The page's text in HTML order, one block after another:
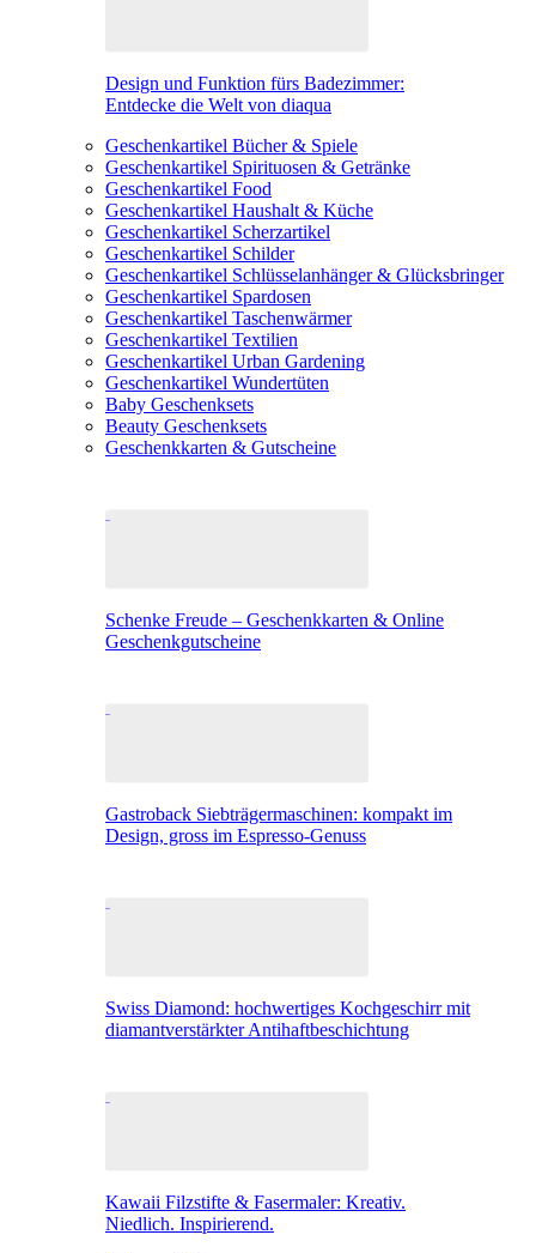
Design und Funktion fürs Badezimmer:
Entdecke die Welt von diaqua
Geschenkartikel Bücher & Spiele
Geschenkartikel Spirituosen & Getränke
Geschenkartikel Food
Geschenkartikel Haushalt & Küche
Geschenkartikel Scherzartikel
Geschenkartikel Schilder
Geschenkartikel Schlüsselanhänger & Glücksbringer
Geschenkartikel Spardosen
Geschenkartikel Taschenwärmer
Geschenkartikel Textilien
Geschenkartikel Urban Gardening
Geschenkartikel Wundertüten
Baby Geschenksets
Beauty Geschenksets
Geschenkkarten & Gutscheine
Schenke Freude – Geschenkkarten & Online
Geschenkgutscheine
Gastroback Siebträgermaschinen: kompakt im
Design, gross im Espresso-Genuss
Swiss Diamond: hochwertiges Kochgeschirr mit
diamantverstärkter Antihaftbeschichtung
Kawaii Filzstifte & Fasermaler: Kreativ.
Niedlich. Inspirierend.